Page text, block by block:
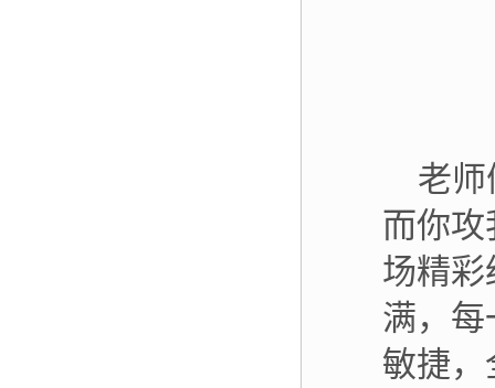
老
而你
场精
满，
敏捷